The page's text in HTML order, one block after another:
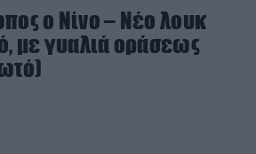
ο Νίνο – Νέο λουκ
με γυαλιά οράσεως